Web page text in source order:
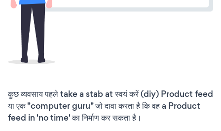
कुछ व्यवसाय पहले take a stab at स्वयं करें (diy) Product feed
या एक "computer guru" जो दावा करता है कि वह a Product
feed in 'no time' का निर्माण कर सकता है।